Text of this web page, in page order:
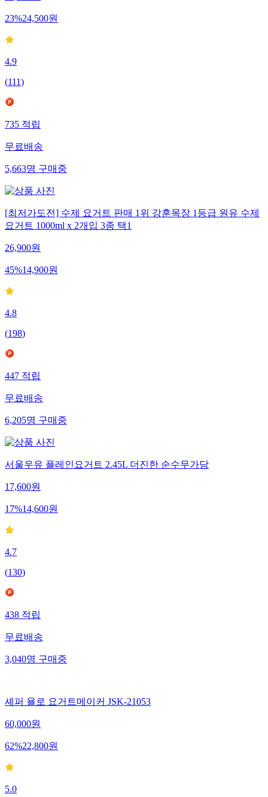
23%24,500원
4.9
(111)
735 적립
무료배송
5,663명 구매중
[최저가도전] 수제 요거트 판매 1위 강훈목장 1등급 원유 수제
요거트 1000ml x 2개입 3종 택1
26,900원
45%14,900원
4.8
(198)
447 적립
무료배송
6,205명 구매중
서울우유 플레인요거트 2.45L 더진한 순수무가당
17,600원
17%14,600원
4.7
(130)
438 적립
무료배송
3,040명 구매중
셰퍼 욜로 요거트메이커 JSK-21053
60,000원
62%22,800원
5.0